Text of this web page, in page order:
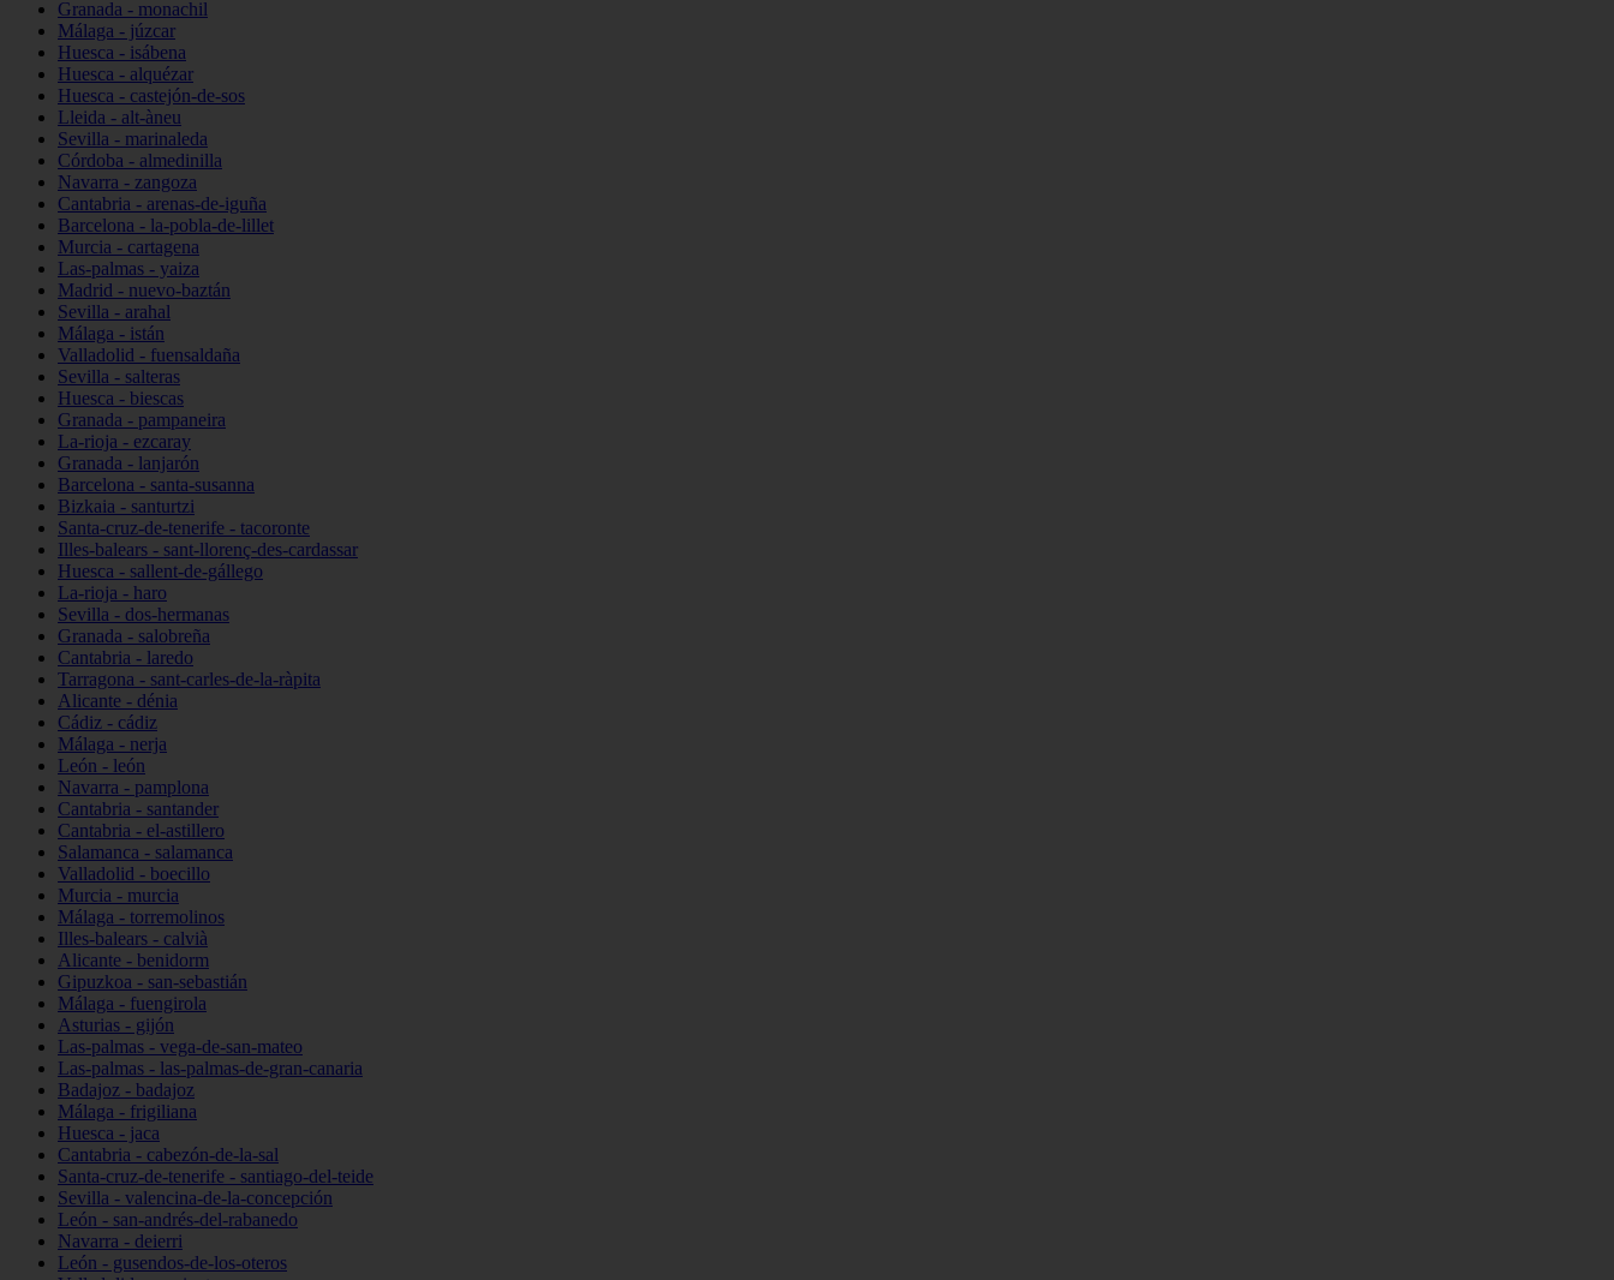
Granada - monachil
Málaga - júzcar
Huesca - isábena
Huesca - alquézar
Huesca - castejón-de-sos
Lleida - alt-àneu
Sevilla - marinaleda
Córdoba - almedinilla
Navarra - zangoza
Cantabria - arenas-de-iguña
Barcelona - la-pobla-de-lillet
Murcia - cartagena
Las-palmas - yaiza
Madrid - nuevo-baztán
Sevilla - arahal
Málaga - istán
Valladolid - fuensaldaña
Sevilla - salteras
Huesca - biescas
Granada - pampaneira
La-rioja - ezcaray
Granada - lanjarón
Barcelona - santa-susanna
Bizkaia - santurtzi
Santa-cruz-de-tenerife - tacoronte
Illes-balears - sant-llorenç-des-cardassar
Huesca - sallent-de-gállego
La-rioja - haro
Sevilla - dos-hermanas
Granada - salobreña
Cantabria - laredo
Tarragona - sant-carles-de-la-ràpita
Alicante - dénia
Cádiz - cádiz
Málaga - nerja
León - león
Navarra - pamplona
Cantabria - santander
Cantabria - el-astillero
Salamanca - salamanca
Valladolid - boecillo
Murcia - murcia
Málaga - torremolinos
Illes-balears - calvià
Alicante - benidorm
Gipuzkoa - san-sebastián
Málaga - fuengirola
Asturias - gijón
Las-palmas - vega-de-san-mateo
Las-palmas - las-palmas-de-gran-canaria
Badajoz - badajoz
Málaga - frigiliana
Huesca - jaca
Cantabria - cabezón-de-la-sal
Santa-cruz-de-tenerife - santiago-del-teide
Sevilla - valencina-de-la-concepción
León - san-andrés-del-rabanedo
Navarra - deierri
León - gusendos-de-los-oteros